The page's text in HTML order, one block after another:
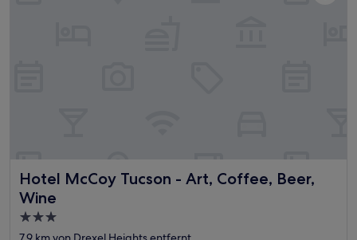
Hotel McCoy Tucson - Art, Coffee, Beer,
Wine
Hotel McCoy Tucson - Art, Coffee, Beer, Wine
3.0-
Sterne-